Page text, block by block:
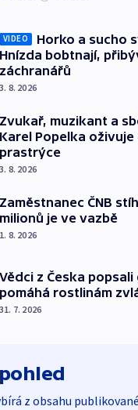
VIDEO
Horko a sucho
Hnízda bobtnají,
záchranářů
3. 8. 2026
Zvukař, muzikant a
Karel Popelka
prastrýce
3. 8. 2026
Zaměstnanec ČNB
milionů je ve vazbě
1. 8. 2026
Vědci z Česka
pomáhá rostlinám
31. 7. 2026
z obsahu